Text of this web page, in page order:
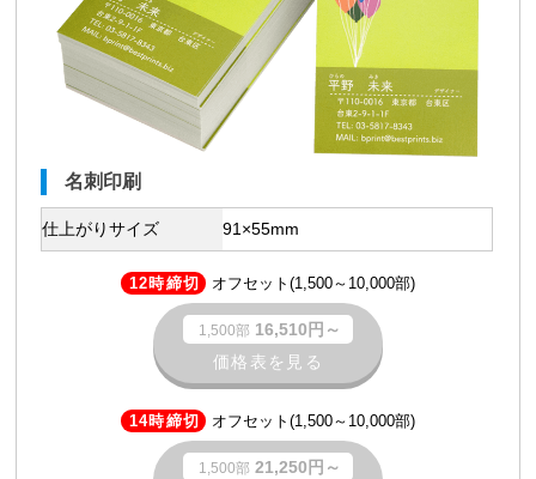
名刺印刷
仕上がりサイズ 91×55mm
12時締切 オフセット(1,500～10,000部)
1,500部 16,510円～
価格表を見る
14時締切 オフセット(1,500～10,000部)
1,500部 21,250円～